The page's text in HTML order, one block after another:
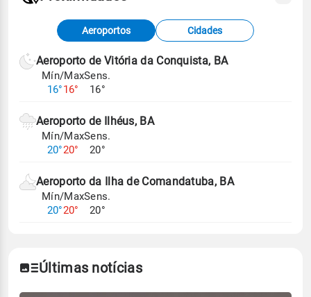
Fonte: dados combinados de estações
meteorológicas e satélite do Centro de Previsão
de Tempo e Estudos Climáticos (CPTEC).
Para obter mais informações sobre os dados
Aeroportos Cidades
Aeroporto de Vitória da Conquista, BA
Mín/Max
16°16°
Sens.
16°
Aeroporto de Ilhéus, BA
Mín/Max
20°20°
Sens.
20°
Aeroporto da Ilha de Comandatuba, BA
Mín/Max
20°20°
Sens.
20°
Últimas notícias